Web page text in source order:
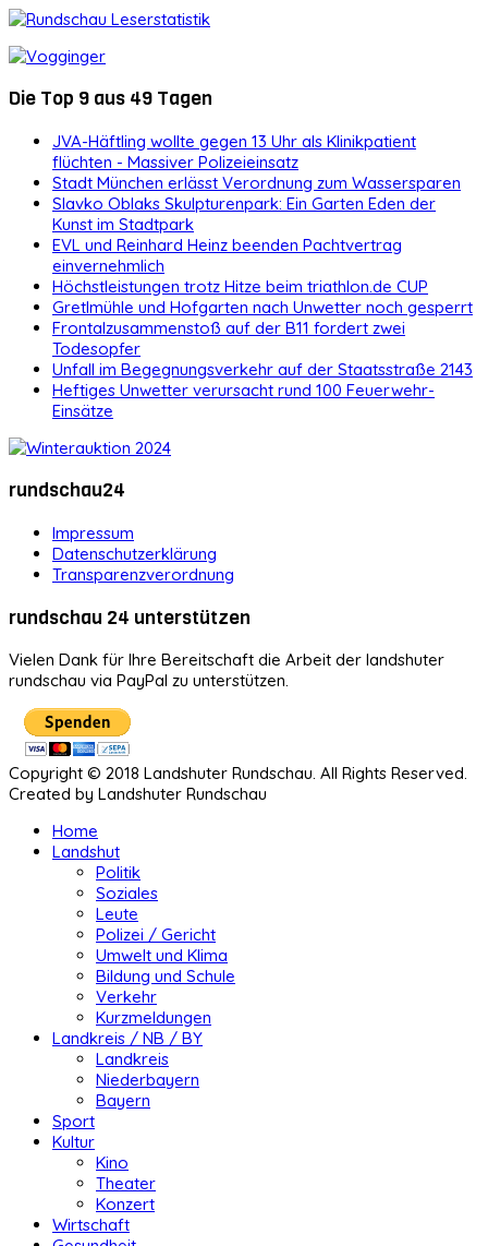
Die Top 9 aus 49 Tagen
JVA-Häftling wollte gegen 13 Uhr als Klinikpatient
flüchten - Massiver Polizeieinsatz
Stadt München erlässt Verordnung zum Wassersparen
Slavko Oblaks Skulpturenpark: Ein Garten Eden der
Kunst im Stadtpark
EVL und Reinhard Heinz beenden Pachtvertrag
einvernehmlich
Höchstleistungen trotz Hitze beim triathlon.de CUP
Gretlmühle und Hofgarten nach Unwetter noch gesperrt
Frontalzusammenstoß auf der B11 fordert zwei
Todesopfer
Unfall im Begegnungsverkehr auf der Staatsstraße 2143
Heftiges Unwetter verursacht rund 100 Feuerwehr-
Einsätze
rundschau24
Impressum
Datenschutzerklärung
Transparenzverordnung
rundschau 24 unterstützen
Vielen Dank für Ihre Bereitschaft die Arbeit der landshuter
rundschau via PayPal zu unterstützen.
Copyright © 2018 Landshuter Rundschau. All Rights Reserved.
Created by Landshuter Rundschau
Home
Landshut
Politik
Soziales
Leute
Polizei / Gericht
Umwelt und Klima
Bildung und Schule
Verkehr
Kurzmeldungen
Landkreis / NB / BY
Landkreis
Niederbayern
Bayern
Sport
Kultur
Kino
Theater
Konzert
Wirtschaft